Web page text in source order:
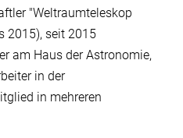
"Weltraumteleskop
2015), seit 2015
am Haus der Astronomie,
in der
in mehreren